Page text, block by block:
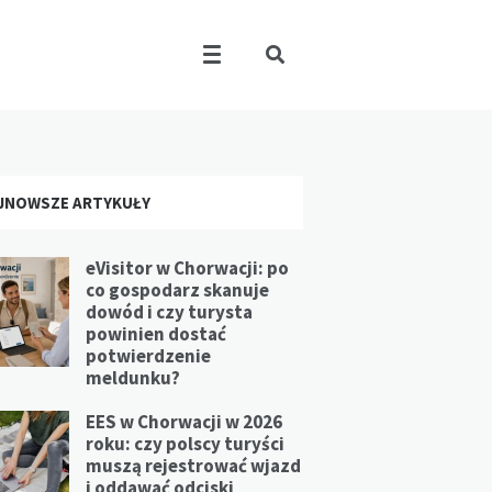
ARTYKUŁY
eVisitor w Chorwacji: po
co gospodarz skanuje
dowód i czy turysta
powinien dostać
potwierdzenie
meldunku?
EES w Chorwacji w 2026
roku: czy polscy turyści
muszą rejestrować wjazd